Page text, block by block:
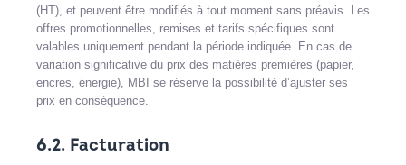
(HT), et peuvent être modifiés à tout moment sans préavis. Les
offres promotionnelles, remises et tarifs spécifiques sont
valables uniquement pendant la période indiquée. En cas de
variation significative du prix des matières premières (papier,
encres, énergie), MBI se réserve la possibilité d’ajuster ses
prix en conséquence.
6.2. Facturation